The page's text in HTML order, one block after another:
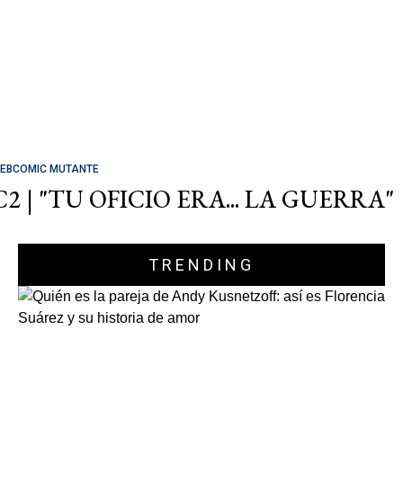
MUTANTE
| "TU OFICIO ERA... LA GUERRA"
TRENDING